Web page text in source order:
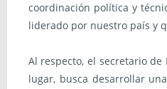
coordinación política y
liderado por nuestro país y
Al respecto, el secretario
lugar, busca desarrollar